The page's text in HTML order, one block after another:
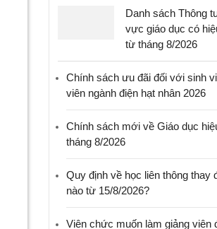
Danh sách Thông
vực giáo dục có
từ tháng 8/2026
Chính sách ưu đãi đối với sinh
viên ngành điện hạt nhân 2026
Chính sách mới về Giáo dục
tháng 8/2026
Quy định về học liên thông thay
nào từ 15/8/2026?
Viên chức muốn làm giảng viên